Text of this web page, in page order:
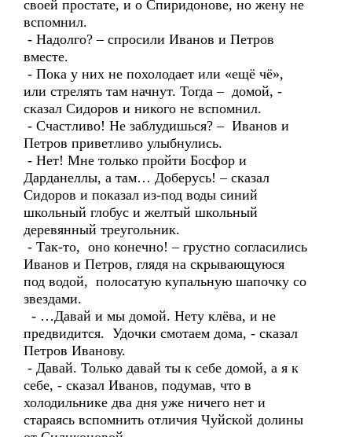
своей простате, и о Спиридонове, но жену не
вспомнил.
- Надолго? – спросили Иванов и Петров
вместе.
- Пока у них не похолодает или «ещё чё»,
или стрелять там начнут. Тогда – домой, -
сказал Сидоров и никого не вспомнил.
- Счастливо! Не заблудишься? – Иванов и
Петров приветливо улыбнулись.
- Нет! Мне только пройти Босфор и
Дарданеллы, а там… Доберусь! – сказал
Сидоров и показал из-под воды синий
школьный глобус и желтый школьный
деревянный треугольник.
- Так-то, оно конечно! – грустно согласились
Иванов и Петров, глядя на скрывающуюся
под водой, полосатую купальную шапочку со
звездами.
- …Давай и мы домой. Нету клёва, и не
предвидится. Удочки смотаем дома, - сказал
Петров Иванову.
- Давай. Только давай ты к себе домой, а я к
себе, - сказал Иванов, подумав, что в
холодильнике два дня уже ничего нет и
стараясь вспомнить отличия Чуйской долины